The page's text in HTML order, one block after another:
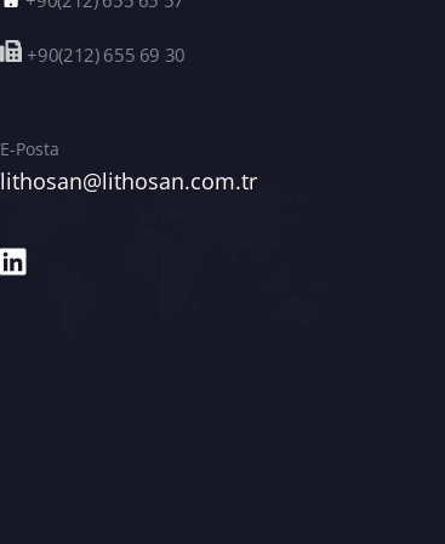
+90(212) 655 69 30
E-Posta
lithosan@lithosan.com.tr